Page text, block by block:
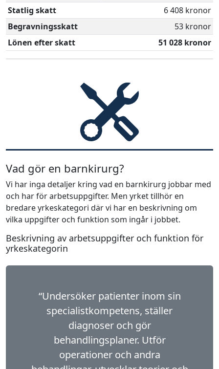
Statlig skatt
6 408 kronor
Begravningsskatt
53 kronor
Lönen efter skatt
51 028 kronor
Vad gör en barnkirurg?
Vi har inga detaljer kring vad en barnkirurg jobbar med
och har för arbetsuppgifter. Men yrket tillhör en
bredare yrkeskategori där vi har en beskrivning om
vilka uppgifter och funktion som ingår i jobbet.
Beskrivning av arbetsuppgifter och funktion för
yrkeskategorin
“Undersöker patienter inom sin
specialistkompetens, ställer
diagnoser och gör
behandlingsplaner. Utför
operationer och andra